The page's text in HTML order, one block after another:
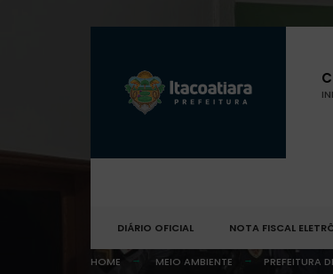
DIÁRIO OFICIAL NOTA FISCAL
HOME MEIO AMBIENTE PREFEITURA